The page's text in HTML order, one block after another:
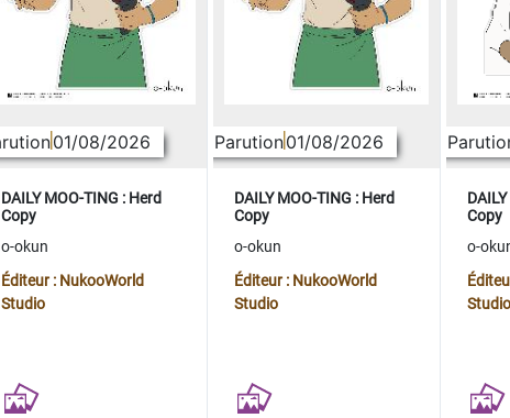
01/08/2026
DAILY MOO-TING : Herd
Copy
o-okun
Éditeur : NukooWorld
Studio
Parution01/08/2026
DAILY MOO-TING : Herd
Copy
o-okun
Éditeur : NukooWorld
Studio
Copy
o-
Studio